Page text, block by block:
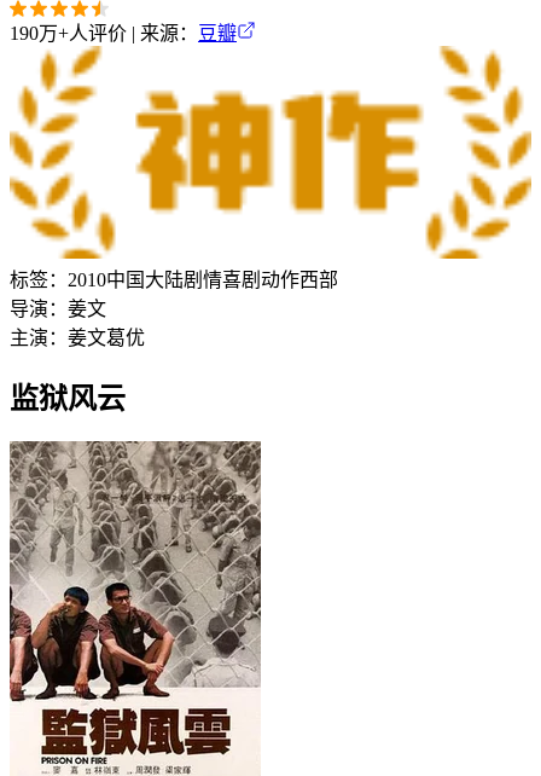
190万+人评价 | 来源： 豆瓣
标签： 2010中国大陆剧情喜剧 动作西部
导演： 姜文
主演： 姜文葛优
监狱风云